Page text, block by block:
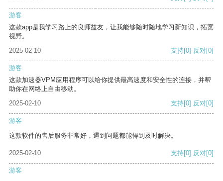
游客
这款app是我学习路上的良师益友，让我能够随时随地学习新知识，拓宽
视野。
2025-02-10
支持[0] 反对[0]
游客
这款加速器VPM应用程序可以给你提供最高速度和安全性的连接，并帮
助你在网络上自由移动。
2025-02-10
支持[0] 反对[0]
游客
这款软件的售后服务非常好，遇到问题都能得到及时解决。
2025-02-10 支持[0] 反对[0]
游客